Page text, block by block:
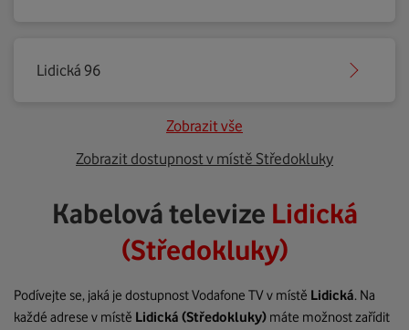
Lidická 96
Zobrazit vše
Zobrazit dostupnost v místě Středokluky
Kabelová televize Lidická
(Středokluky)
Podívejte se, jaká je dostupnost Vodafone TV v místě Lidická. Na
každé adrese v místě Lidická (Středokluky) máte možnost zařídit